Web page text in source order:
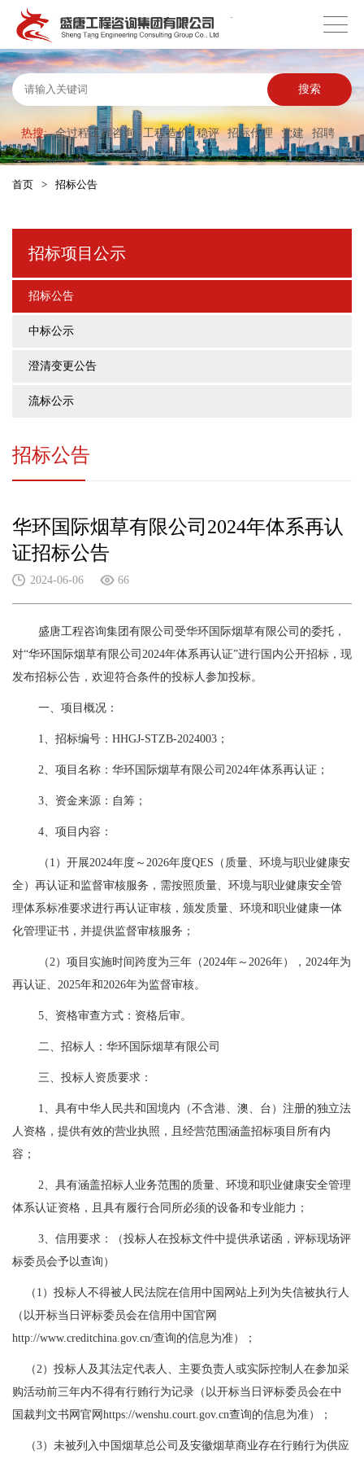
搜索
热搜: 全过程工程咨询 工程造价 稳评 招标代理 党建 招聘
首页 > 招标公告
招标项目公示
招标公告
中标公示
澄清变更公告
流标公示
招标公告
华环国际烟草有限公司2024年体系再认
证招标公告
2024-06-06 66
盛唐工程咨询集团有限公司受华环国际烟草有限公司的委托，
对“华环国际烟草有限公司2024年体系再认证”进行国内公开招标，现
发布招标公告，欢迎符合条件的投标人参加投标。
一、项目概况：
1、招标编号：HHGJ-STZB-2024003；
2、项目名称：华环国际烟草有限公司2024年体系再认证；
3、资金来源：自筹；
4、项目内容：
（ 1）开展2024年度～2026年度QES（质量、环境与职业健康安
全）再认证和监督审核服务，需按照质量、环境与职业健康安全管
理体系标准要求进行再认证审核，颁发质量、环境和职业健康一体
化管理证书，并提供监督审核服务；
（2）项目实施时间跨度为三年（2024年～2026年），2024年为
再认证、2025年和2026年为监督审核。
5、资格审查方式：资格后审。
二、招标人：华环国际烟草有限公司
三、投标人资质要求：
1、具有中华人民共和国境内（不含港、澳、台）注册的独立法
人资格，提供有效的营业执照，且经营范围涵盖招标项目所有内
容；
2、具有涵盖招标人业务范围的质量、环境和职业健康安全管理
体系认证资格，且具有履行合同所必须的设备和专业能力；
3、信用要求：（投标人在投标文件中提供承诺函，评标现场评
标委员会予以查询）
（ 1）投标人不得被人民法院在信用中国网站上列为失信被执行人
（以开标当日评标委员会在信用中国官网
http://www.creditchina.gov.cn/查询的信息为准）；
（2）投标人及其法定代表人、主要负责人或实际控制人在参加采
购活动前三年内不得有行贿行为记录（以开标当日评标委员会在中
国裁判文书网官网https://wenshu.court.gov.cn查询的信息为准）；
（3）未被列入中国烟草总公司及安徽烟草商业存在行贿行为供应